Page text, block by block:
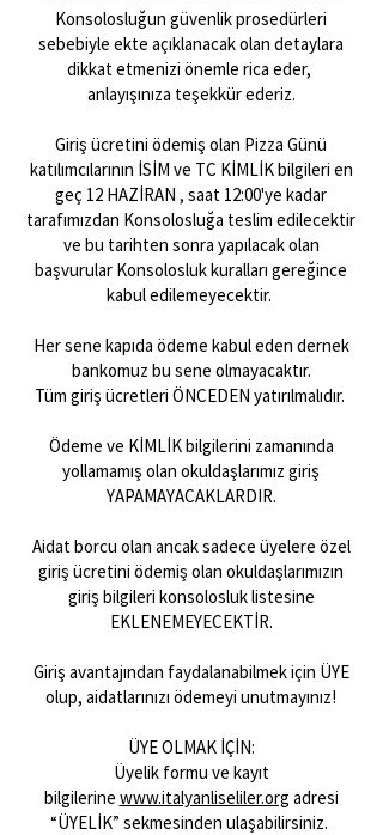
Konsolosluğun güvenlik prosedürleri
sebebiyle ekte açıklanacak olan detaylara
dikkat etmenizi önemle rica eder,
anlayışınıza teşekkür ederiz.
Giriş ücretini ödemiş olan Pizza Günü
katılımcılarının İSİM ve TC KİMLİK bilgileri en
geç 12 HAZİRAN , saat 12:00'ye kadar
tarafımızdan Konsolosluğa teslim edilecektir
ve bu tarihten sonra yapılacak olan
başvurular Konsolosluk kuralları gereğince
kabul edilemeyecektir.
Her sene kapıda ödeme kabul eden dernek
bankomuz bu sene olmayacaktır.
Tüm giriş ücretleri ÖNCEDEN yatırılmalıdır.
Ödeme ve KİMLİK bilgilerini zamanında
yollamamış olan okuldaşlarımız giriş
YAPAMAYACAKLARDIR.
Aidat borcu olan ancak sadece üyelere özel
giriş ücretini ödemiş olan okuldaşlarımızın
giriş bilgileri konsolosluk listesine
EKLENEMEYECEKTİR.
Giriş avantajından faydalanabilmek için ÜYE
olup, aidatlarınızı ödemeyi unutmayınız!
ÜYE OLMAK İÇİN:
Üyelik formu ve kayıt
bilgilerine www.italyanliseliler.org adresi
“ÜYELİK” sekmesinden ulaşabilirsiniz.